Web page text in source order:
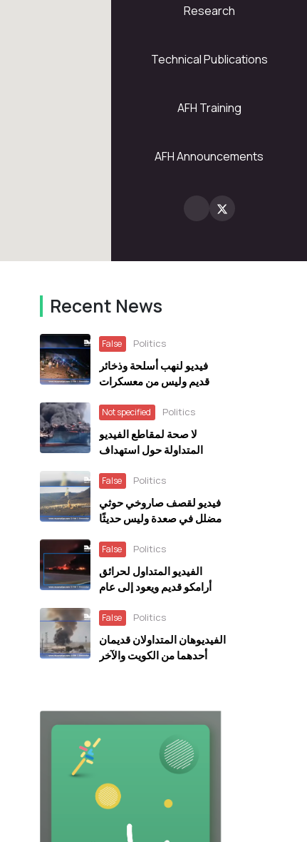
Research
Technical Publications
AFH Training
AFH Announcements
Recent News
False Politics
فيديو لنهب أسلحة وذخائر
قديم وليس من معسكرات
Not specified Politics
لا صحة لمقاطع الفيديو
المتداولة حول استهداف
False Politics
فيديو لقصف صاروخي حوثي
مضلل في صعدة وليس حديثًا
False Politics
الفيديو المتداول لحرائق
أرامكو قديم ويعود إلى عام
False Politics
الفيديوهان المتداولان قديمان
أحدهما من الكويت والآخر